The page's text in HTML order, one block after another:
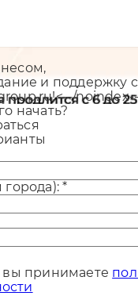
и поддержку
начать?
города):*
вы принимаете